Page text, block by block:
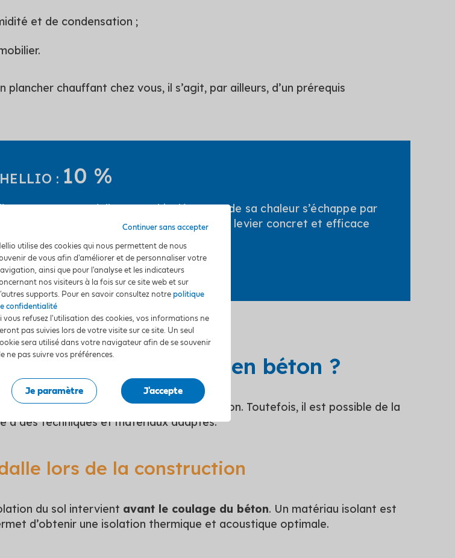
utilise des cookies qui nous permettent de nous
de vous afin d'améliorer et de personnaliser votre
ainsi que pour l'analyse et les indicateurs
nos visiteurs à la fois sur ce site web et sur
supports. Pour en savoir consultez notre politique
confidentialité
vous refusez l'utilisation des cookies, vos informations ne
pas suivies lors de votre visite sur ce site. Un seul
sera utilisé dans votre navigateur afin de se souvenir
ne pas suivre vos préférences.
Je paramètre J'accepte
Continuer sans accepter
et de condensation ;
plancher chauffant chez vous, il s’agit, par ailleurs, d’un prérequis
: 10 %
1974 ou qu’elle est mal isolée, 10 % de sa chaleur s’échappe par
votre dalle en béton représente donc un levier concret et efficace
d'énergie.
de la transition écologique).
l’isolation d’un sol en béton ?
en béton s’effectue lors de la construction. Toutefois, il est possible de la
à des techniques et matériaux adaptés.
lors de la construction
du sol intervient avant le coulage du béton. Un matériau isolant est
d’obtenir une isolation thermique et acoustique optimale.